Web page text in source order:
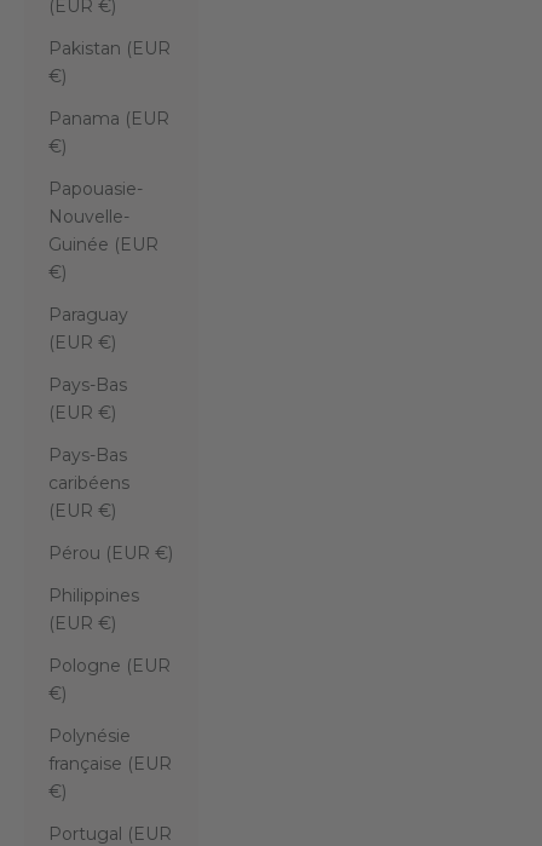
(EUR €)
Pakistan (EUR
€)
Panama (EUR
€)
Papouasie-
Nouvelle-
Guinée (EUR
€)
Paraguay
(EUR €)
Pays-Bas
(EUR €)
Pays-Bas
caribéens
(EUR €)
Pérou (EUR €)
Philippines
(EUR €)
Pologne (EUR
€)
Polynésie
française (EUR
€)
Portugal (EUR